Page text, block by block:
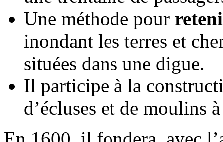
Une méthode pour
inondant les terres et
situées dans une digue.
Il participe à la
d’écluses et de moulins